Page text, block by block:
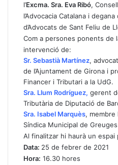
l’Excma. Sra. Eva Ribó,
l’Advocacia Catalana i
d’Advocats de Sant Feliu de
Com a persones ponents de
intervenció de:
Sr. Sebastià Martínez,
de l’Ajuntament de Girona i
Financer i Tributari a la UdG.
Sra. Llum Rodríguez, gerent
Tributària de Diputació de
Sra. Isabel Marquès, membre
Síndica Municipal de
Al finalitzar hi haurà un
Data: 25 de febrer de 2021
Hora: 16.30 hores